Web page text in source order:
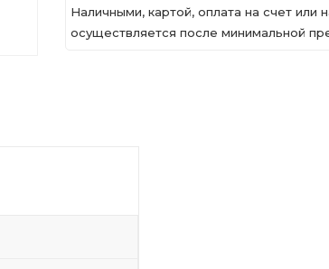
Наличными, картой, оплата на счет
осуществляется после минимальной